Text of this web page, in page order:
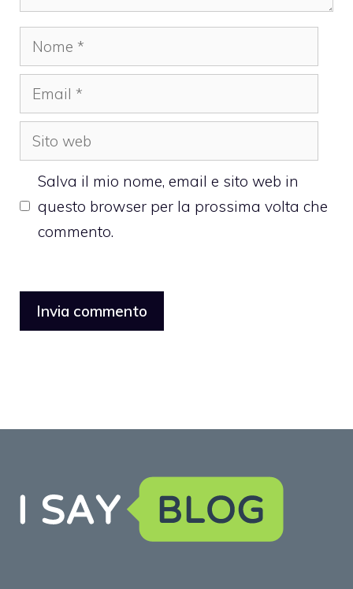
Nome
Email
Sito
web
Salva il mio nome, email e sito web in
questo browser per la prossima volta che
commento.